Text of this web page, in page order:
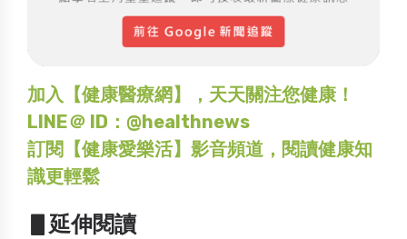
加入【健康醫療網】，天天關注您健康！
LINE＠ ID：@healthnews
訂閱【健康愛樂活】影音頻道，閱讀健康知
識更輕鬆
▋延伸閱讀